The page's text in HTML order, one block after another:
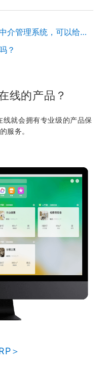
有没有手机房产中介管理系统，可以给经纪人外出办公使用？
？
线的产品？
就会拥有专业级的产品保
服务。
＞